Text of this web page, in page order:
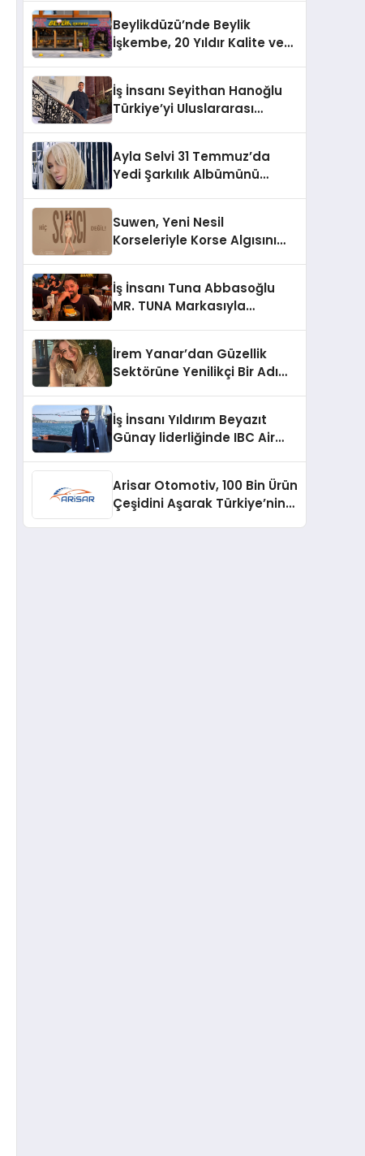
Holding Industrial City”
Projesini Hayata Geçirecek
Beylikdüzü’nde Beylik
İşkembe, 20 Yıldır Kalite ve
İş İnsanı Seyithan Hanoğlu
Türkiye’yi Uluslararası
Ayla Selvi 31 Temmuz’da
Yedi Şarkılık Albümünü
Suwen, Yeni Nesil
Korseleriyle Korse Algısını
İş İnsanı Tuna Abbasoğlu
MR. TUNA Markasıyla
İrem Yanar’dan Güzellik
Sektörüne Yenilikçi Bir Adım:
İş İnsanı Yıldırım Beyazıt
Günay liderliğinde IBC Air
Arisar Otomotiv, 100 Bin Ürün
Çeşidini Aşarak Türkiye’nin